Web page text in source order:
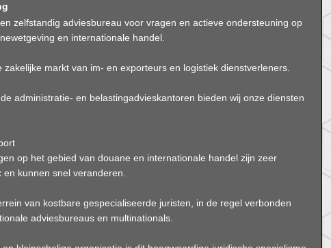
zelfstandig adviesbureau voor vragen en actieve ondersteuning op
en internationale handel.
zakelijke markt van im- en exporteurs en logistiek dienstverleners.
administratie- en belastingadvieskantoren bieden wij onze diensten
op het gebied van douane en internationale handel zijn zeer
en kunnen snel veranderen.
van kostbare gespecialiseerde juristen, in de regel verbonden
adviesbureaus en multinationals.